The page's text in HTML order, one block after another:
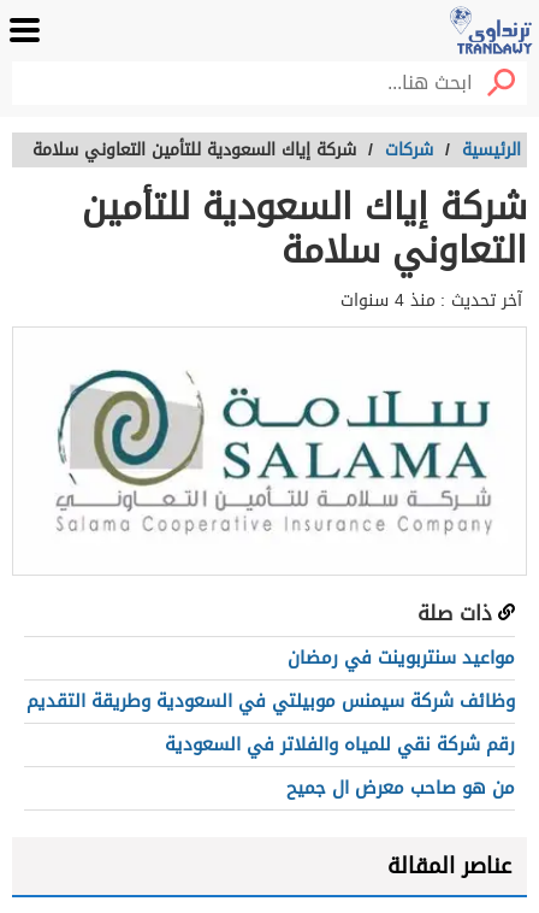
الرئيسية / شركات / شركة إياك السعودية للتأمين التعاوني سلامة
شركة إياك السعودية للتأمين
التعاوني سلامة
آخر تحديث : منذ 4 سنوات
ذات صلة
مواعيد سنتربوينت في رمضان
وظائف شركة سيمنس موبيلتي في السعودية وطريقة التقديم
رقم شركة نقي للمياه والفلاتر في السعودية
من هو صاحب معرض ال جميح
عناصر المقالة